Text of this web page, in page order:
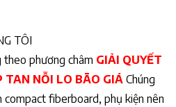
TÔI
phương châm GIẢI QUYẾT
TAN NỖI LO BÃO GIÁ Chúng
fiberboard, phụ kiện nên